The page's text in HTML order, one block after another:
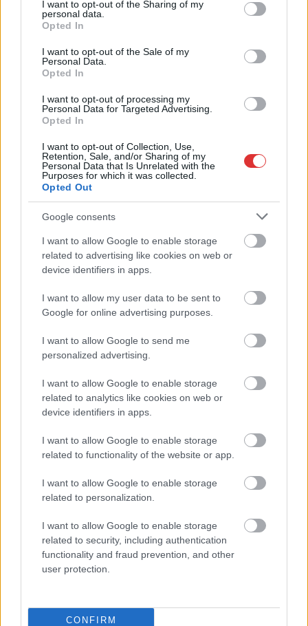
not limited to your visit or usage behaviour. You may click to
grant or deny consent to Google and its third-party tags to
use your data for below specified purposes in below Google
consent section.
I want to opt-out of the Sharing of my
personal data.
Opted In
I want to opt-out of the Sale of my
Personal Data.
Opted In
I want to opt-out of processing my
Personal Data for Targeted Advertising.
Opted In
I want to opt-out of Collection, Use,
Retention, Sale, and/or Sharing of my
Personal Data that Is Unrelated with the
Purposes for which it was collected.
Opted Out
Google consents
I want to allow Google to enable storage
related to advertising like cookies on web or
device identifiers in apps.
I want to allow my user data to be sent to
Google for online advertising purposes.
I want to allow Google to send me
personalized advertising.
I want to allow Google to enable storage
related to analytics like cookies on web or
device identifiers in apps.
I want to allow Google to enable storage
related to functionality of the website or app.
I want to allow Google to enable storage
related to personalization.
I want to allow Google to enable storage
related to security, including authentication
functionality and fraud prevention, and other
user protection.
CONFIRM
2026.08.06.
Kiterjedt tüzek pusztítanak az országban, köztük
Karcagon
országszerte tarló-, erdő- és bozóttüzekhez riasztják a
tűzoltókat....
Hírlevél feliratkozás
Adja meg keresztnevét:
Adja
meg e-mail címét:
ot
Nem szeretne lemaradni semmiről? Csak egy kattintás, és hírlevelünk a
legfrissebb információkkal és exkluzív tartalmakkal hétről hétre
postaládájába érkezik!
A SZOL24 legfrissebb 24 cikke